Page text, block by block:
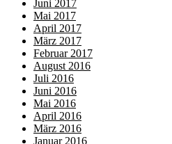
Juni 2017
Mai 2017
April 2017
März 2017
Februar 2017
August 2016
Juli 2016
Juni 2016
Mai 2016
April 2016
März 2016
Januar 2016